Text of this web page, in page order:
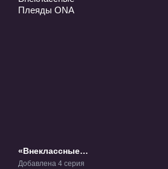
«Внеклассные
Плеяды ONA» ОВА-1
Добавлена 4 серия